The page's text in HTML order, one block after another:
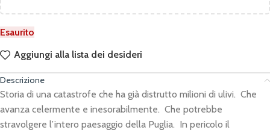
Esaurito
Aggiungi alla lista dei desideri
Descrizione
Storia di una catastrofe che ha già distrutto milioni di ulivi. Che
avanza celermente e inesorabilmente. Che potrebbe
stravolgere l’intero paesaggio della Puglia. In pericolo il